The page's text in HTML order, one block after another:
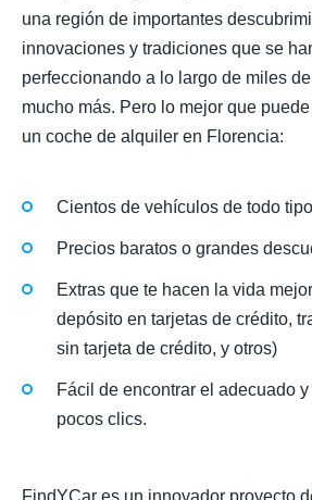
una región de importantes
innovaciones y tradiciones que se
perfeccionando a lo largo de miles
mucho más. Pero lo mejor que
un coche de alquiler en Florencia:
Cientos de vehículos de todo
Precios baratos o grandes
Extras que te hacen la vida
depósito en tarjetas de crédito,
sin tarjeta de crédito, y otros)
Fácil de encontrar el adecuado
pocos clics.
FindYCar es un innovador proyecto